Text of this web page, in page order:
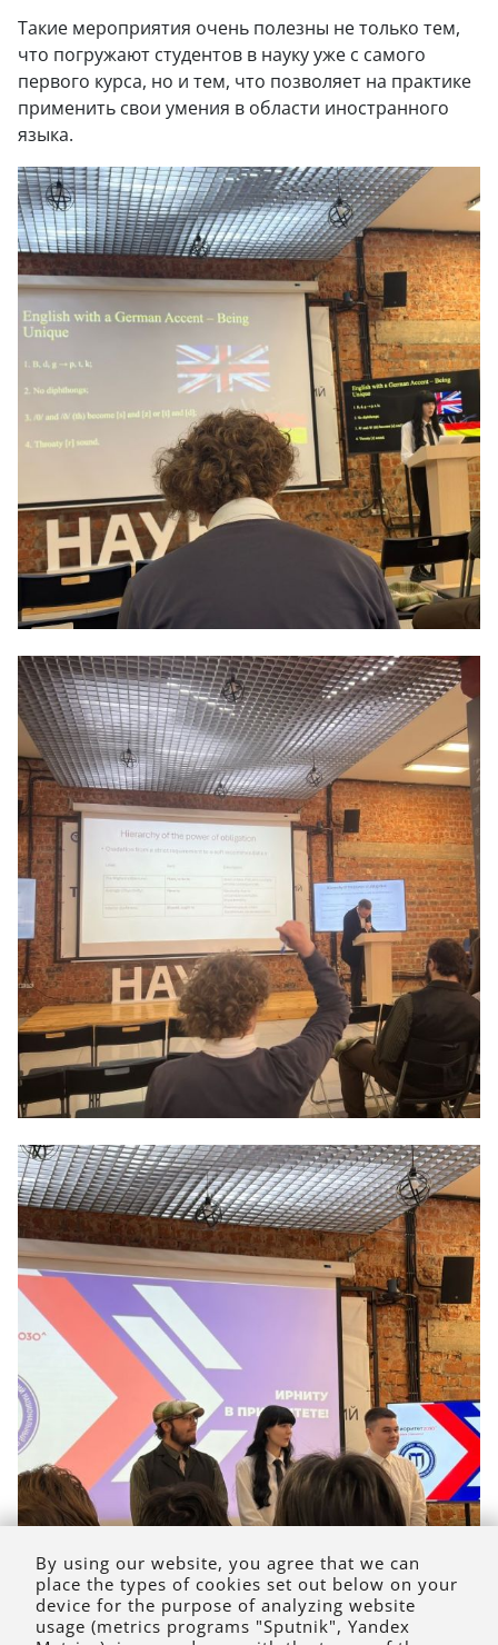
Такие мероприятия очень полезны не только тем,
что погружают студентов в науку уже с самого
первого курса, но и тем, что позволяет на практике
применить свои умения в области иностранного
языка.
By using our website, you agree that we can
place the types of cookies set out below on your
device for the purpose of analyzing website
usage (metrics programs "Sputnik", Yandex